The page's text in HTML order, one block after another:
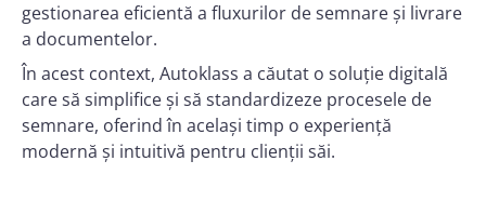
gestionarea eficientă a fluxurilor de semnare și livrare
a documentelor.
În acest context, Autoklass a căutat o soluție digitală
care să simplifice și să standardizeze procesele de
semnare, oferind în același timp o experiență
modernă și intuitivă pentru clienții săi.